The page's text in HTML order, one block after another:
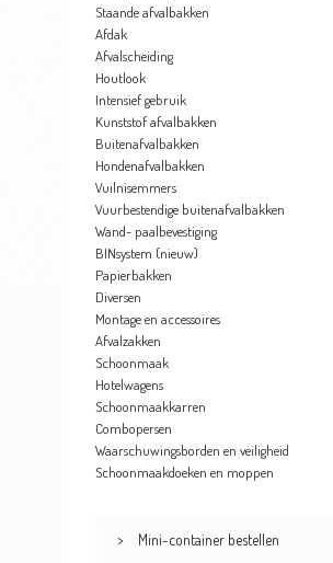
Staande afvalbakken
Afdak
Afvalscheiding
Houtlook
Intensief gebruik
Kunststof afvalbakken
Buitenafvalbakken
Hondenafvalbakken
Vuilnisemmers
Vuurbestendige buitenafvalbakken
Wand- paalbevestiging
BINsystem (nieuw)
Papierbakken
Diversen
Montage en accessoires
Afvalzakken
Schoonmaak
Hotelwagens
Schoonmaakkarren
Combopersen
Waarschuwingsborden en veiligheid
Schoonmaakdoeken en moppen
> Mini-container bestellen